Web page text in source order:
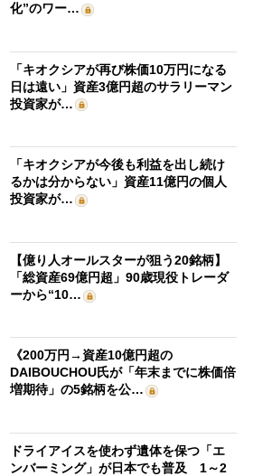
化”のワー…
「キオクシアが再び株価10万円になる
日は遠い」資産3億円超のサラリーマン
投資家が…
「キオクシアが今後も利益を出し続け
るかは分からない」資産11億円の個人
投資家が…
【億り人オールスターが狙う20銘柄】
「総資産69億円超」90歳現役トレーダ
ーから“10…
《200万円→資産10億円超の
DAIBOUCHOU氏が「年末までに株価倍
増期待」の5銘柄を公…
ドライアイスを使わず遺体を保つ「エ
ンバーミング」が日本でも普及 1～2